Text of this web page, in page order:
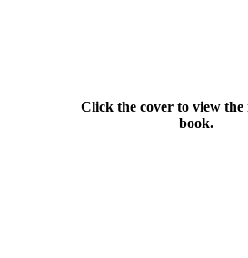
Click the cover to view the
book.